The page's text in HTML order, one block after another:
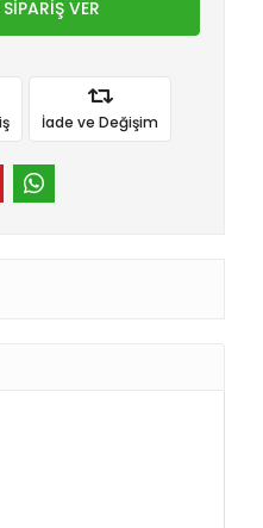
VER
İade ve Değişim